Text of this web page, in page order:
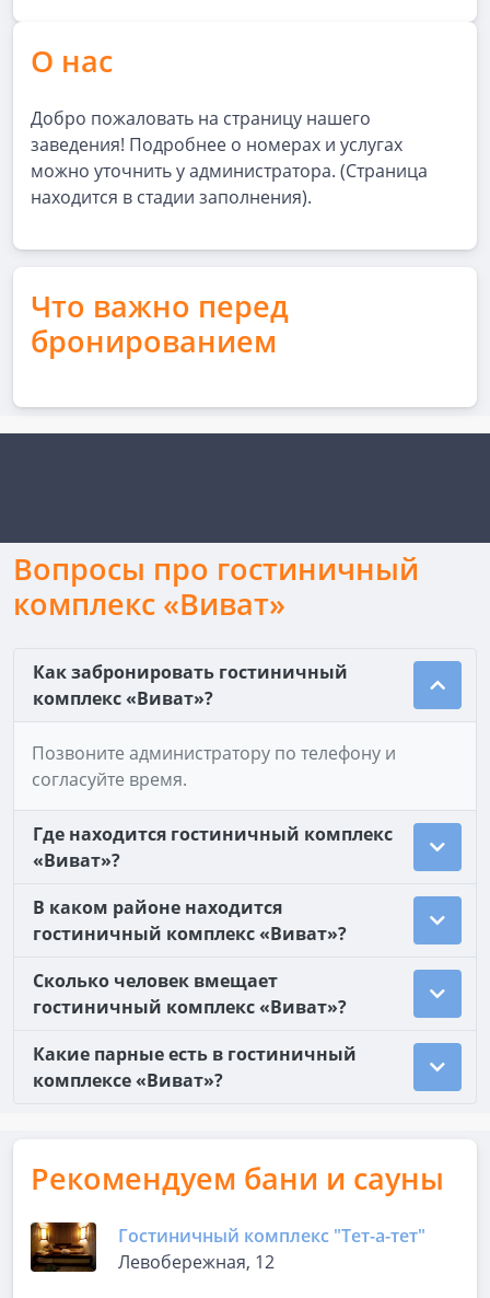
О нас
Добро пожаловать на страницу нашего
заведения! Подробнее о номерах и услугах
можно уточнить у администратора. (Страница
находится в стадии заполнения).
Что важно перед
бронированием
Вопросы про гостиничный
комплекс «Виват»
Как забронировать гостиничный
комплекс «Виват»?
Позвоните администратору по телефону и
согласуйте время.
Где находится гостиничный комплекс
«Виват»?
В каком районе находится
гостиничный комплекс «Виват»?
Сколько человек вмещает
гостиничный комплекс «Виват»?
Какие парные есть в гостиничный
комплексе «Виват»?
Рекомендуем бани и сауны
Гостиничный комплекс "Тет-а-тет"
Левобережная, 12